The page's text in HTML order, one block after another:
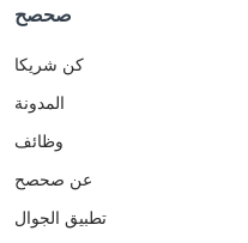
صحصح
كن شريكا
المدونة
وظائف
عن صحصح
تطبيق الجوال